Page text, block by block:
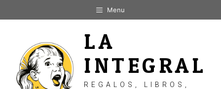
al
Menu
LA
INTEGRAL
REGALOS, LIBROS,